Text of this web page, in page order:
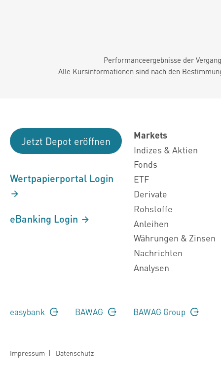
Performanceergebnisse der
Alle Kursinformationen sind nach den
Jetzt Depot eröffnen
Wertpapierportal Login
eBanking Login
Markets
Indizes & Aktien
Fonds
ETF
Derivate
Rohstoffe
Anleihen
Währungen & Zinsen
Nachrichten
Analysen
easybank BAWAG BAWAG Group
Impressum | Datenschutz